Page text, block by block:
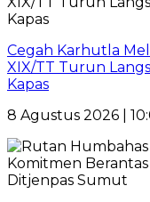
Cegah Karhutla
XIX/TT Turun
Kapas
8 Agustus 2026 |